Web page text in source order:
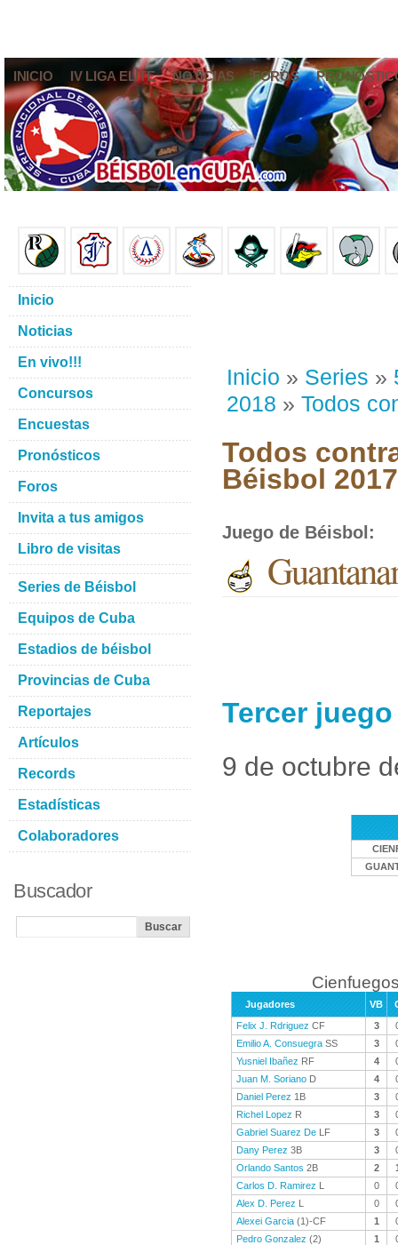
INICIO IV LIGA ELITE NOTICIAS FOROS
Inicio » Series »
2018 » Todos
Todos
Béisbol
Juego de Béisbol :
Tercer
9 de octubre
Jugadores VB
Felix J. Rdriguez CF 3
Emilio A. Consuegra SS 3
Yusniel Ibañez RF 4
Juan M. Soriano D 4
Daniel Perez 1B 3
Richel Lopez R 3
Gabriel Suarez De LF 3
Dany Perez 3B 3
Orlando Santos 2B 2
Carlos D. Ramirez L 0
Alex D. Perez L 0
Alexei Garcia (1)-CF 1
Pedro Gonzalez (2) 1
Inicio
Noticias
En vivo!!!
Concursos
Encuestas
Pronósticos
Foros
Invita a tus amigos
Libro de visitas
Series de Béisbol
Equipos de Cuba
Estadios de béisbol
Provincias de Cuba
Reportajes
Artículos
Records
Estadísticas
Colaboradores
Buscador